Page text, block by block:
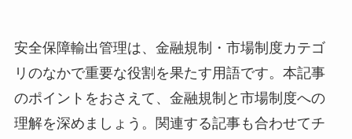
安全保障輸出管理は、金融規制・市場制度カテゴ
リのなかで重要な役割を果たす用語です。本記事
のポイントをおさえて、金融規制と市場制度への
理解を深めましょう。関連する記事も合わせてチ